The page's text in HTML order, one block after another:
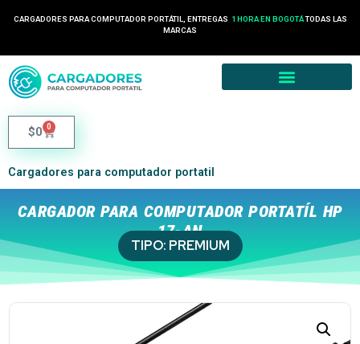
CARGADORES PARA COMPUTADOR PORTÁTIL, ENTREGAS 1 HORA EN BOGOTÁTODAS LAS
MARCAS
$0 0
Cargadores para computador portatil
CARGADOR PARA COMPUTADOR PORTATÍL HP
17-AN
TIPO: PREMIUM